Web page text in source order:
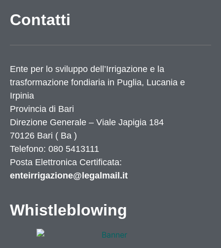
Contatti
Ente per lo sviluppo dell’Irrigazione e la
trasformazione fondiaria in Puglia, Lucania e
Irpinia
Provincia di Bari
Direzione Generale – Viale Japigia 184
70126 Bari ( Ba )
Telefono: 080 5413111
Posta Elettronica Certificata:
enteirrigazione@legalmail.it
Whistleblowing